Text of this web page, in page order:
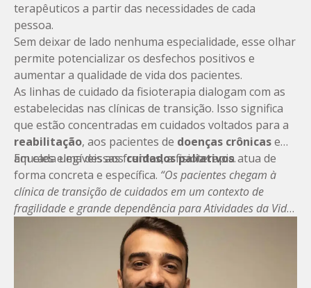
terapêuticos a partir das necessidades de cada
pessoa.
Sem deixar de lado nenhuma especialidade, esse olhar
permite potencializar os desfechos positivos e
aumentar a qualidade de vida dos pacientes.
As linhas de cuidado da fisioterapia dialogam com as
estabelecidas nas clínicas de transição. Isso significa
que estão concentradas em cuidados voltados para a
reabilitação, aos pacientes de doenças crônicase
aqueles elegíveis aoscuidados paliativos.
Em cada uma dessas frentes, a fisioterapia atua de
forma concreta e específica. “Os pacientes chegam à
clínica de transição de cuidados em um contexto de
fragilidade e grande dependência para Atividades da Vida
Diária (AVD’s). Com o plano terapêutico individualizado,
atingimos os objetivos de forma mais rápida e cada vez
”, resume Vieira.